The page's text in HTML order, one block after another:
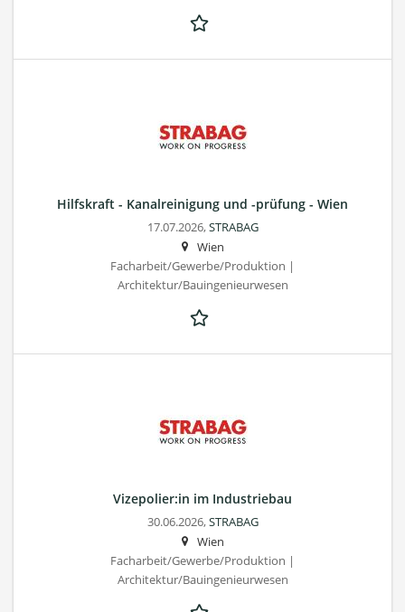
Hilfskraft - Kanalreinigung und -prüfung - Wien
17.07.2026,STRABAG
Wien
Facharbeit/Gewerbe/Produktion |
Architektur/Bauingenieurwesen
Vizepolier:in im Industriebau
30.06.2026,STRABAG
Wien
Facharbeit/Gewerbe/Produktion |
Architektur/Bauingenieurwesen